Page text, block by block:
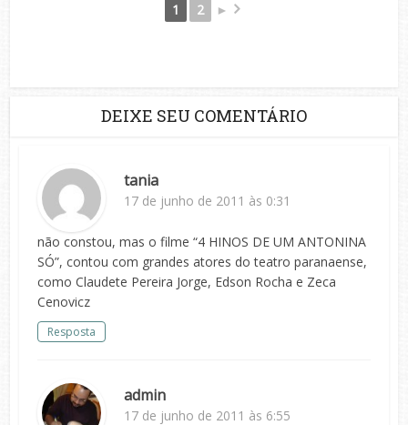
1 2 ►
DEIXE SEU COMENTÁRIO
tania
17 de junho de 2011 às 0:31
não constou, mas o filme “4 HINOS DE UM ANTONINA
SÓ”, contou com grandes atores do teatro paranaense,
como Claudete Pereira Jorge, Edson Rocha e Zeca
Cenovicz
Resposta
admin
17 de junho de 2011 às 6:55